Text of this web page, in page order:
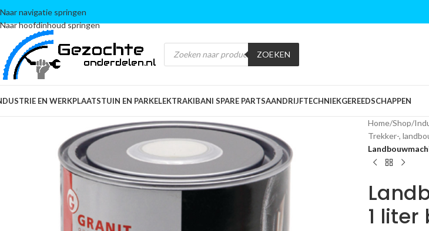
Naar navigatie springen
Naar hoofdinhoud springen
ZOEKEN
EN WERKPLAATSTUIN EN PARKELEKTRAKIBANI SPARE PARTSAANDRIJFTECHNIEKGEREEDSCHAPPEN
Home/Shop/
Trekker-,
1 liter